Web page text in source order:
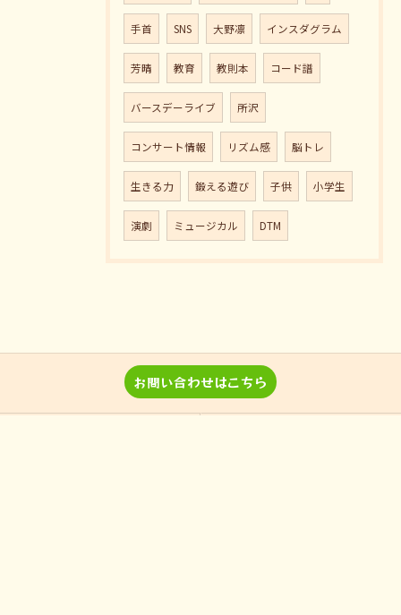
手首 SNS 大野凛 インスダグラム
芳晴 教育 教則本 コード譜
バースデーライブ 所沢
コンサート情報 リズム感 脳トレ
生きる力 鍛える遊び 子供 小学生
演劇 ミュージカル DTM
お問い合わせはこちら